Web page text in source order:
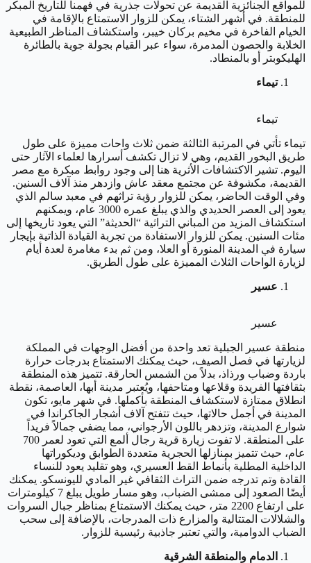
للمواقع الجنائزية القديمة عن تحولات جذرية في فهمنا للتاريخ المبكر
للمنطقة. في أشهر الشتاء، يمكن للزوار الاستمتاع بالإقامة في
الخيام الفاخرة في مخيم بركان خيبر، واستكشاف المناظر الطبيعية
الخلابة والحصون المدمرة، سواء عبر القيام بجولة جوية بالطائرة
الهليكوبتر أو بالمنطاد.
تيماء
تيماء
تيماء تأتي في المرتبة الثالثة ضمن ثلاث واحات مميزة على طول
طريق البخور القديم، وهي لا تزال تكشف أسرارها لعلماء الآثار حتى
اليوم. تشير الاكتشافات الأثرية هنا إلى وجود روابط مبكرة مع مصر
القديمة، مكشوفة عن مجتمع معقد عاش وازدهر منذ آلاف السنين.
وفي الوقت الحاضر، يمكن للزوار رؤية تراثهم في معبد سالم الذي
يعود إلى العصر الحديدي والذي يبلغ عمره 3000 عام، ويمكنهم
استكشاف المزيد من المباني التراثية “الحديثة” التي يعود تاريخها إلى
مئات السنين. يمكن للزوار الاستفادة من تجربة القيادة الذاتية بإيجار
سيارة في المدينة المنورة أو العلا، ومن ثم بدء مغامرة لعدة أيام
لزيارة الواحات الثلاث المميزة على طول الطريق.
عسير
عسير
منطقة عسير الجبلية تعد واحدة من أفضل الوجهات في المملكة
لزيارتها في فصل الصيف، حيث يمكنك الاستمتاع بدرجات حرارة
باردة وضباب ورذاذ، بدلاً من الشمس الحارقة. تتميز هذه المنطقة
بثقافتها الفريدة وقلاعها ومتاحفها، ويُعتبر مدينة أبها، العاصمة، نقطة
انطلاق ممتازة لاستكشاف المنطقة بأكملها. في شهر مايو، تكون
المدينة في أجمل حالاتها، حيث تتفتح آلاف أشجار الجاكراندا في
شوارع المدينة، وتزدهر باللون الأرجواني، مما يضفي جمالاً فريداً
على المنطقة. لا تفوت زيارة قرية رجال ألمع التي تعود لعمر 700
عام، حيث تتميز بمنازلها الحجرية متعددة الطوابق وديكوراتها
الداخلية المطلية بأنماط القط العسيري، وهو تقليد يعود للنساء
القادة وتم تدرجه ضمن التراث الثقافي غير المادي لليونسكو. يمكنك
أيضًا الصعود إلى ممشى الضباب، وهو مسار طويل يبلغ 7 كيلومترات
على ارتفاع 2200 متر، حيث يمكنك الاستمتاع بمناظر جبال السروات
والشلالات المتتالية والمزارع ذات المدرجات، بالإضافة إلى سحب
الضباب الدوامية، والتي تعتبر جاذبية رئيسية للزوار.
الدمام والمنطقة الشرقية